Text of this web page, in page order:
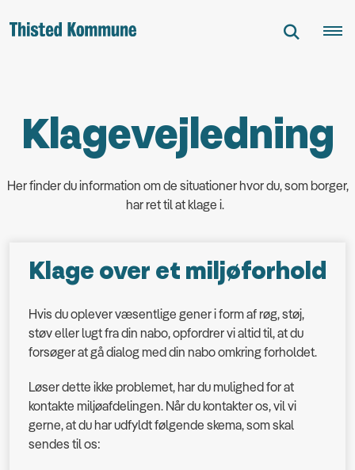
Klagevejledning
Her finder du information om de situationer hvor du, som borger,
har ret til at klage i.
Klage over et miljøforhold
Hvis du oplever væsentlige gener i form af røg, støj,
støv eller lugt fra din nabo, opfordrer vi altid til, at du
forsøger at gå dialog med din nabo omkring forholdet.
Løser dette ikke problemet, har du mulighed for at
kontakte miljøafdelingen. Når du kontakter os, vil vi
gerne, at du har udfyldt følgende skema, som skal
sendes til os: